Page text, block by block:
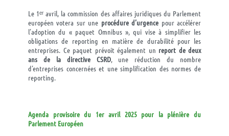
Le 1ᵉʳ avril, la commission des affaires juridiques du Parlement
européen votera sur une procédure d’urgence pour accélérer
l’adoption du « paquet Omnibus », qui vise à simplifier les
obligations de reporting en matière de durabilité pour les
entreprises. Ce paquet prévoit également un report de deux
ans de la directive CSRD, une réduction du nombre
d’entreprises concernées et une simplification des normes de
reporting.
Agenda provisoire du 1er avril 2025 pour la plénière du
Parlement Européen